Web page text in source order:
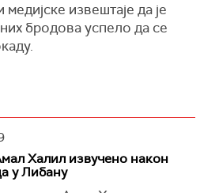
извештаје да је
бродова успело да се
Халил извучено након
у Либану